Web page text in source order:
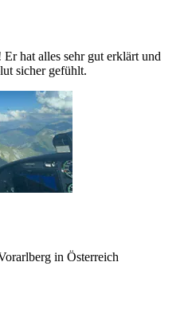
hat alles sehr gut erklärt und
sicher gefühlt.
in Österreich